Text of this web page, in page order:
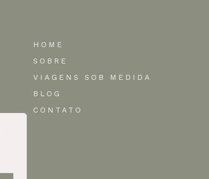
HOME
SOBRE
VIAGENS SOB MEDIDA
BLOG
CONTATO